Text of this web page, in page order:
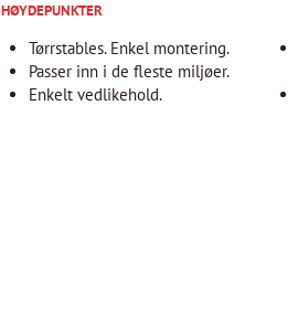
HØYDEPUNKTER
Tørrstables. Enkel montering.
Passer inn i de fleste miljøer.
Enkelt vedlikehold.